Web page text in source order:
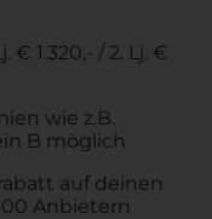
€ 1.320,- / 2. Lj. €
wie z.B.
B möglich
auf deinen
Anbietern